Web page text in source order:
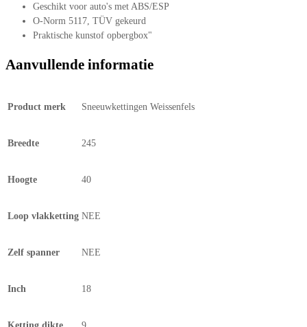
Geschikt voor auto's met ABS/ESP
O-Norm 5117, TÜV gekeurd
Praktische kunstof opbergbox"
Aanvullende informatie
Product merk Sneeuwkettingen Weissenfels
Breedte 245
Hoogte 40
Loop vlakketting NEE
Zelf spanner NEE
Inch 18